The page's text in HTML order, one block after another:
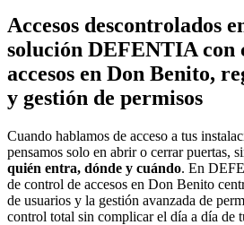
Accesos descontrolados
solución DEFENTIA con
accesos en Don Benito,
y gestión de permisos
Cuando hablamos de acceso a tus
pensamos solo en abrir o cerrar puertas,
quién entra, dónde y cuándo. En
de control de accesos en Don Benito
de usuarios y la gestión avanzada de
control total sin complicar el día a día de